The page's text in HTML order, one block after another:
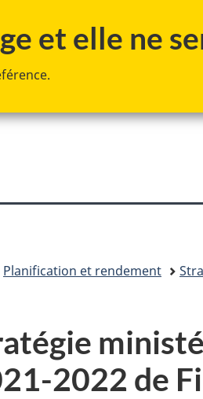
au
à
du
à
simplifiée
et elle ne
Planification et rendement
2022 de